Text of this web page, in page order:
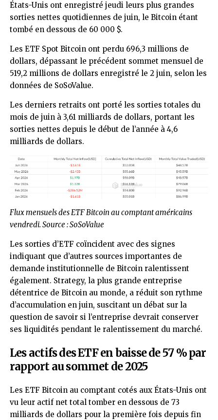
États-Unis ont enregistré jeudi leurs plus grandes
sorties nettes quotidiennes de juin, le Bitcoin étant
tombé en dessous de 60 000 $.
Les ETF Spot Bitcoin ont perdu 696,3 millions de
dollars, dépassant le précédent sommet mensuel de
519,2 millions de dollars enregistré le 2 juin, selon les
données de SoSoValue.
Les derniers retraits ont porté les sorties totales du
mois de juin à 3,61 milliards de dollars, portant les
sorties nettes depuis le début de l’année à 4,6
milliards de dollars.
Flux mensuels des ETF Bitcoin au comptant américains
vendredi. Source : SoSoValue
Les sorties d’ETF coïncident avec des signes
indiquant que d’autres sources importantes de
demande institutionnelle de Bitcoin ralentissent
également. Strategy, la plus grande entreprise
détentrice de Bitcoin au monde, a réduit son rythme
d’accumulation en juin, suscitant un débat sur la
question de savoir si l’entreprise devrait conserver
ses liquidités pendant le ralentissement du marché.
Les actifs des ETF en baisse de 57 % par
rapport au sommet de 2025
Les ETF Bitcoin au comptant cotés aux États-Unis ont
vu leur actif net total tomber en dessous de 73
milliards de dollars pour la première fois depuis fin